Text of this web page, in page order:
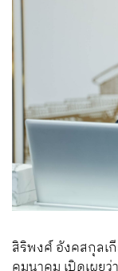
สิริพงศ์ อังคสกุลเ